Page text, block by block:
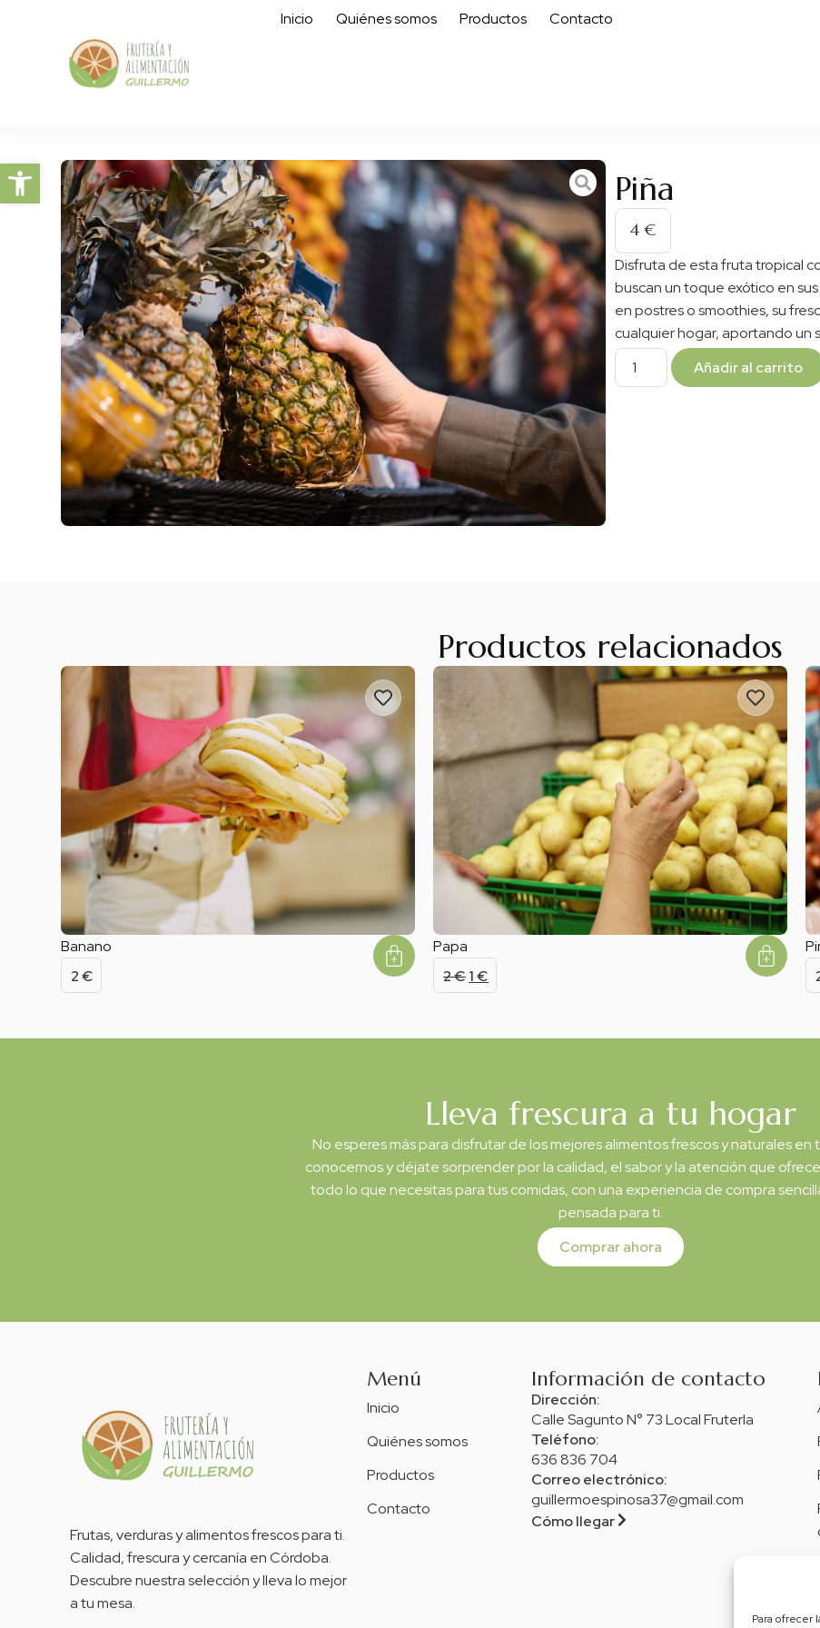
Abrir barra de herramientas
Para ofrecer
Inicio Quiénes somos Productos Contacto
Piña
4 €
Disfruta de esta fruta tropical
buscan un toque exótico en
en postres o smoothies, su
cualquier hogar, aportando un
Añadir al carrito
Productos relacionados
Banano
2€
Papa
2€1€
Lleva frescura a tu hogar
No esperes más para disfrutar de los mejores alimentos frescos y naturales en
conocernos y déjate sorprender por la calidad, el sabor y la atención que
todo lo que necesitas para tus comidas, con una experiencia de compra
pensada para ti.
Comprar ahora
Frutas, verduras y alimentos frescos para ti.
Calidad, frescura y cercanía en Córdoba.
Descubre nuestra selección y lleva lo mejor
a tu mesa.
Menú
Inicio
Quiénes somos
Productos
Contacto
Información de contacto
Dirección:
Calle Sagunto N° 73 Local FruterIa
Teléfono:
636 836 704
Correo electrónico:
guillermoespinosa37@gmail.com
Cómo llegar